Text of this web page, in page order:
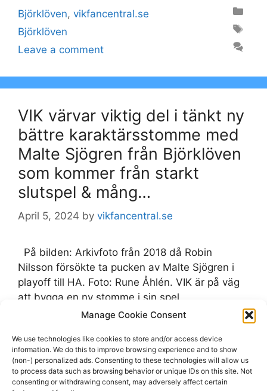
Manage Cookie Consent
We use technologies like cookies to store and/or access device
information. We do this to improve browsing experience and to show
(non-) personalized ads. Consenting to these technologies will allow us
to process data such as browsing behavior or unique IDs on this site. Not
consenting or withdrawing consent, may adversely affect certain
Categories
Björklöven, vikfancentral.se
Tags
Björklöven
Leave a comment
VIK värvar viktig del i tänkt ny
bättre karaktärsstomme med
Malte Sjögren från Björklöven
som kommer från starkt
slutspel & mång…
April 5, 2024 by vikfancentral.se
På bilden: Arkivfoto från 2018 då Robin
Nilsson försökte ta pucken av Malte Sjögren i
playoff till HA. Foto: Rune Åhlén. VIK är på väg
att bygga en ny stomme i sin spel
Björklöven ,vikfancentral.se
Tags
Björklöven,Malte Sjögren
Leave a comment